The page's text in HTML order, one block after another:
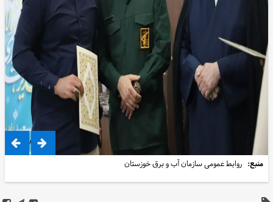
منبع: روابط عمومی سازمان آب و برق خوزستان